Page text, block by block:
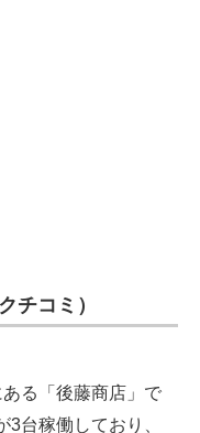
チコミ）
る「後藤商店」で
台稼働しており、